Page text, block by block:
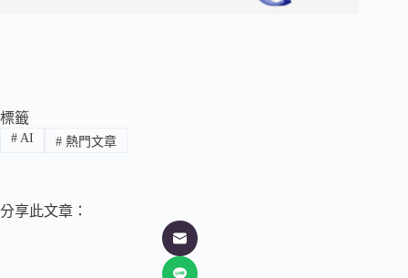
標籤
#AI #熱門文章
分享此文章：